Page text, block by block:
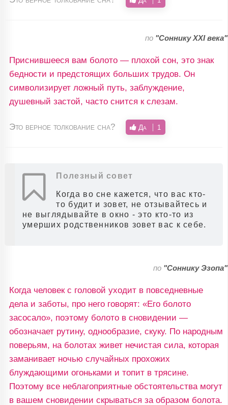
по "Соннику XXI века"
Приснившееся вам болото — плохой сон, это знак
бедности и предстоящих больших трудов. Он
символизирует ложный путь, заблуждение,
душевный застой, часто снится к слезам.
Это верное толкование сна? Да 1
Полезный совет
Когда во сне кажется, что вас кто-
то будит и зовет, не отзывайтесь и
не выглядывайте в окно - это кто-то из
умерших родственников зовет вас к себе.
по "Соннику Эзопа"
Когда человек с головой уходит в повседневные
дела и заботы, про него говорят: «Его болото
засосало», поэтому болото в сновидении —
обозначает рутину, однообразие, скуку. По народным
поверьям, на болотах живет нечистая сила, которая
заманивает ночью случайных прохожих
блуждающими огоньками и топит в трясине.
Поэтому все неблагоприятные обстоятельства могут
в вашем сновидении скрываться за образом болота.